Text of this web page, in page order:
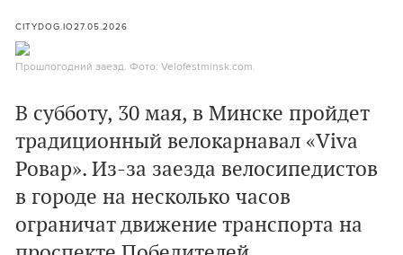
CITYDOG.IO27.05.2026
Прошлогодний заезд. Фото: Velofestminsk.com.
В субботу, 30 мая, в Минске пройдет
традиционный велокарнавал «Viva
Ровар». Из-за заезда велосипедистов
в городе на несколько часов
ограничат движение транспорта на